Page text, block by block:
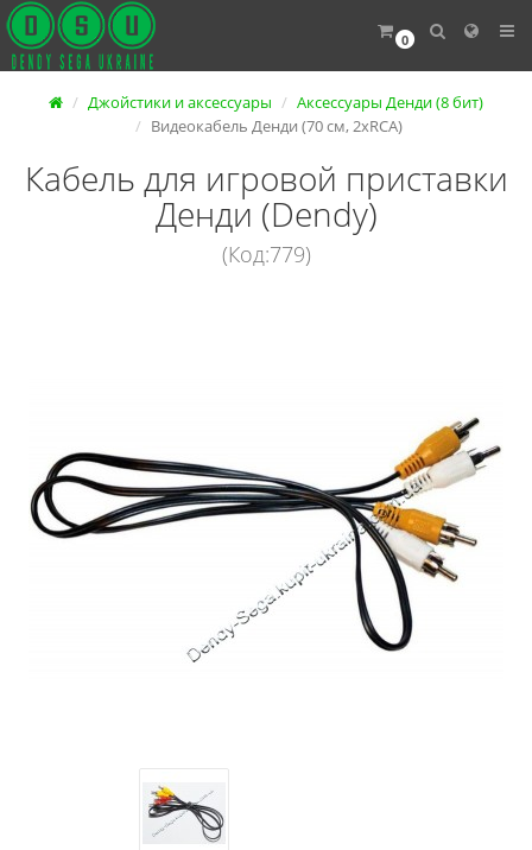
0
Джойстики и аксессуары
Аксессуары Денди (8 бит)
Видеокабель Денди (70 см, 2хRCA)
Кабель для игровой приставки
Денди (Dendy)
(Код:779)